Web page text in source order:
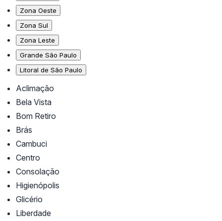
Zona Oeste
Zona Sul
Zona Leste
Grande São Paulo
Litoral de São Paulo
Aclimação
Bela Vista
Bom Retiro
Brás
Cambuci
Centro
Consolação
Higienópolis
Glicério
Liberdade